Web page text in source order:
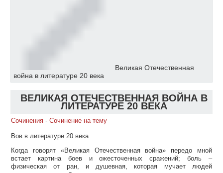
Великая Отечественная
война в литературе 20 века
ВЕЛИКАЯ ОТЕЧЕСТВЕННАЯ ВОЙНА В
ЛИТЕРАТУРЕ 20 ВЕКА
Сочинения - Сочинение на тему
Вов в литературе 20 века
Когда говорят «Великая Отечественная война» передо мной
встает картина боев и ожесточенных сражений; боль –
физическая от ран, и душевная, которая мучает людей